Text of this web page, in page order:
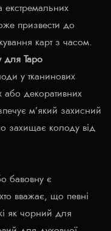
екстремальних
призвести до
карт з часом.
для Таро
у тканинових
або декоративних
м’який захисний
захищає колоду від
бавовну є
вважає, що певні
як чорний для